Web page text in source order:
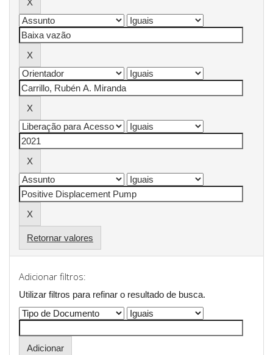
Retornar valores
Adicionar filtros:
Utilizar filtros para refinar o resultado de busca.